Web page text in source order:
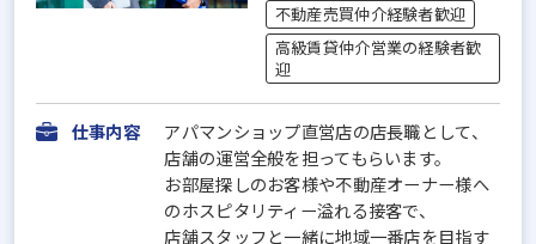
不動産売買仲介経験者歓迎
高級賃貸仲介営業の経験者歓
迎
仕事内容
アパマンショップ直営店の店長職として、
店舗の運営全般を担ってもらいます。
お部屋探しのお客様や不動産オーナー様へ
のホスピタリティー溢れる接客で、
店舗スタッフと一緒に地域一番店を目指す